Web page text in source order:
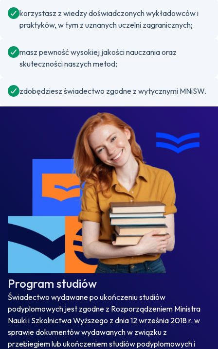
korzystasz z wiedzy doświadczonych wykładowców i
praktyków, w tym z uznanych uczelni zagranicznych;
masz pewność wysokiej jakości nauczania oraz
skuteczności naszych metod;
zdobędziesz świadectwo zgodne z wytycznymi MNiSW.
Program studiów
Świadectwo wydawane po ukończeniu studiów
podyplomowych jest zgodne z Rozporządzeniem Ministra
Nauki i Szkolnictwa Wyższego z dnia 12 września 2018 r. w
sprawie dokumentów wydawanych w związku z
przebiegiem lub ukończeniem studiów podyplomowych i